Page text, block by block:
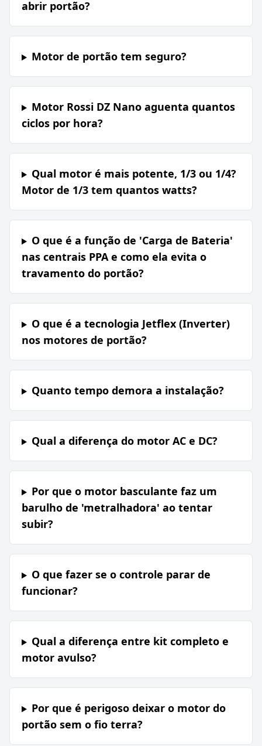
abrir portão?
Motor de portão tem seguro?
Motor Rossi DZ Nano aguenta quantos
ciclos por hora?
Qual motor é mais potente, 1/3 ou 1/4?
Motor de 1/3 tem quantos watts?
O que é a função de 'Carga de Bateria'
nas centrais PPA e como ela evita o
travamento do portão?
O que é a tecnologia Jetflex (Inverter)
nos motores de portão?
Quanto tempo demora a instalação?
Qual a diferença do motor AC e DC?
Por que o motor basculante faz um
barulho de 'metralhadora' ao tentar
subir?
O que fazer se o controle parar de
funcionar?
Qual a diferença entre kit completo e
motor avulso?
Por que é perigoso deixar o motor do
portão sem o fio terra?